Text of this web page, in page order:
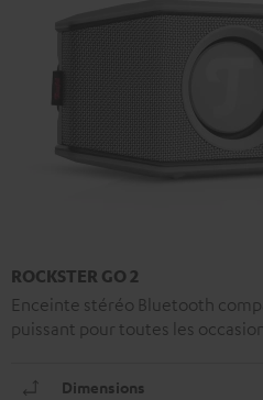
ROCKSTER GO 2
Enceinte stéréo Bluetooth
puissant pour toutes les
Dimensions